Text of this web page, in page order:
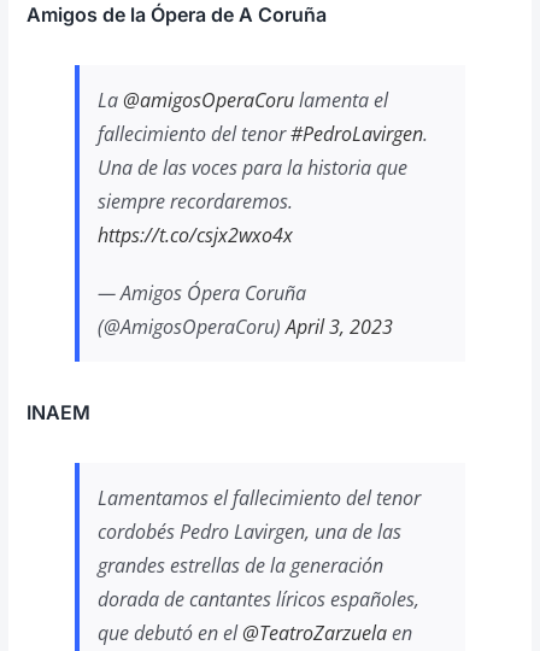
Amigos de la Ópera de A Coruña
La@amigosOperaCorulamenta el
fallecimiento del tenor#PedroLavirgen.
Una de las voces para la historia que
siempre recordaremos.
https://t.co/csjx2wxo4x
— Amigos Ópera Coruña
(@AmigosOperaCoru)April 3, 2023
INAEM
Lamentamos el fallecimiento del tenor
cordobés Pedro Lavirgen, una de las
grandes estrellas de la generación
dorada de cantantes líricos españoles,
que debutó en el@TeatroZarzuelaen